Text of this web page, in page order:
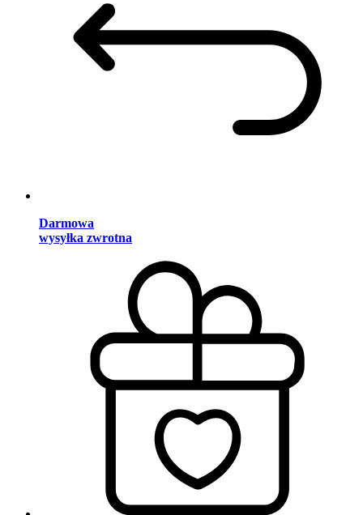
Darmowa
wysyłka zwrotna